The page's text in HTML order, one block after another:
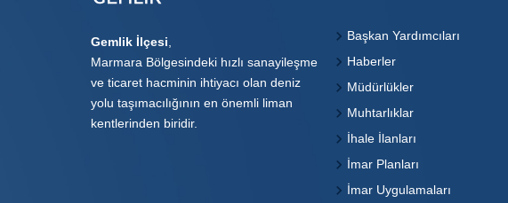
Gemlik İlçesi
Marmara Bölgesindeki hızlı sanayileşme
ve ticaret hacminin ihtiyacı olan deniz
yolu taşımacılığının en önemli liman
kentlerinden biridir.
Başkan Yardımcıları
Haberler
Müdürlükler
Muhtarlıklar
İhale İlanları
İmar Planları
İmar Uygulamaları